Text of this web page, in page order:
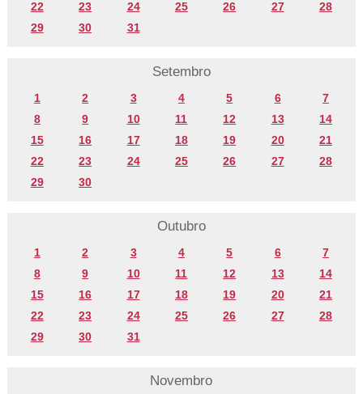
22 23 24 25 26 27
28
29
30 31
Setembro
1 2 3 4 5 6
7
8
9 10 11 12 13
14
15
16 17 18 19 20
21
22
23 24 25 26 27
28
29
30
Outubro
1 2 3 4 5 6
7
8
9 10 11 12 13
14
15
16 17 18 19 20
21
22
23 24 25 26 27
28
29
30 31
Novembro